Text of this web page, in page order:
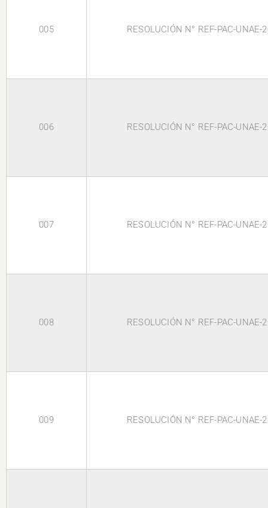
005 RESOLUCIÓN N° REF-PAC-UNAE-
006 RESOLUCIÓN N° REF-PAC-UNAE-
007 RESOLUCIÓN N° REF-PAC-UNAE-
008 RESOLUCIÓN N° REF-PAC-UNAE-
009 RESOLUCIÓN N° REF-PAC-UNAE-